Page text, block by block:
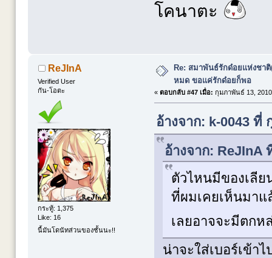
โคนาตะ
ReJInA
Verified User
กัน-โอตะ
กระทู้: 1,375
Like: 16
นี้มันโดนัทส่วนของชั้นนะ!!
Re: สมาพันธ์รักด๋อยแห่งชา
หมด ขอแค่รักด๋อยก็พอ
« ตอบกลับ #47 เมื่อ: กุมภาพันธ์ 13,
อ้างจาก: k-0043 ที่
อ้างจาก: ReJInA
ตัวไหนมีของเลีย
ที่ผมเคยเห็นมาแ
เลยอาจจะมีตก
น่าจะใส่เบอร์เข้า